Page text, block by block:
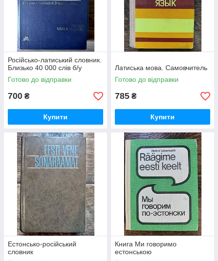
Російсько-латиський словник.
Близько 40 000 слів б/у
Готово до відправки
700 ₴
Купити
Латиська мова. Самовчитель
Готово до відправки
785 ₴
Купити
Естонсько-російський
словник
Книга Ми говоримо
естонською